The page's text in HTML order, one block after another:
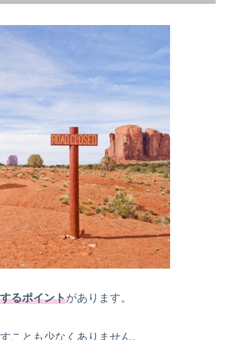
認する方法はありますか？
場合、連絡はすぐに取るべきですか？
ですか？
ですか？
か？
自分のケースを確認しよう
るポイントがあります。
ことも少なくありません。